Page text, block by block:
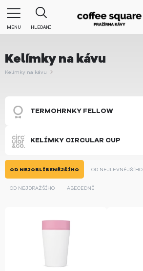
MENU HLEDÁNÍ
Kelímky na kávu
Kelímky na kávu
TERMOHRNKY FELLOW
KELÍMKY CIRCULAR CUP
OD NEJOBLÍBENĚJŠÍHO OD NEJLEVNĚJŠÍHO
OD NEJDRAŽŠÍHO ABECEDNĚ